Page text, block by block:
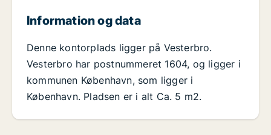
Information og data
Denne kontorplads ligger på Vesterbro.
Vesterbro har postnummeret 1604, og ligger i
kommunen København, som ligger i
København. Pladsen er i alt Ca. 5 m2.